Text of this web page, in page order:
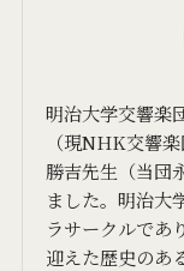
明治大学交響楽
（現NHK交響
勝吉先生（当団
ました。明治大
ラサークルであ
迎えた歴史のあ